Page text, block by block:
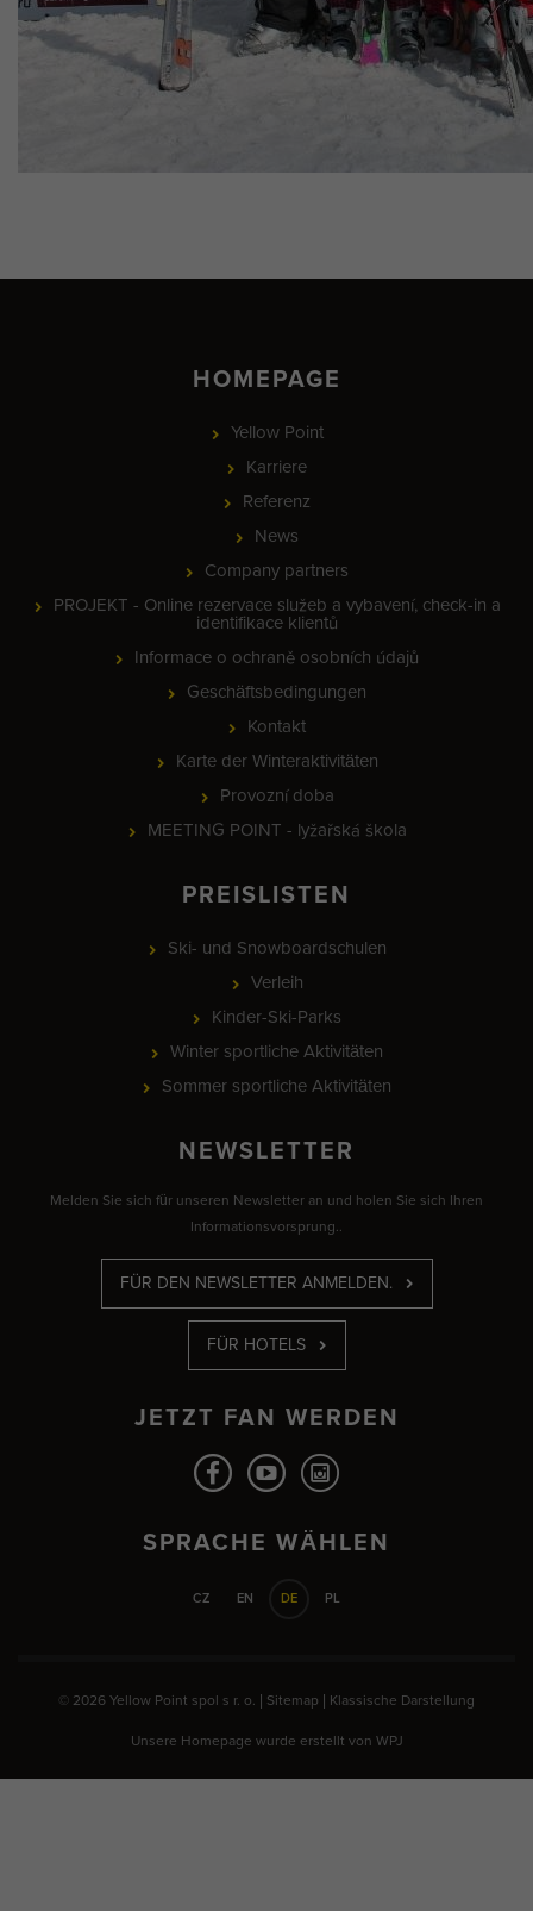
HOMEPAGE
Yellow Point
Karriere
Referenz
News
Company partners
PROJEKT - Online rezervace služeb a vybavení, check-in a
identifikace klientů
Informace o ochraně osobních údajů
Geschäftsbedingungen
Kontakt
Karte der Winteraktivitäten
Provozní doba
MEETING POINT - lyžařská škola
PREISLISTEN
Ski- und Snowboardschulen
Verleih
Kinder-Ski-Parks
Winter sportliche Aktivitäten
Sommer sportliche Aktivitäten
NEWSLETTER
Melden Sie sich für unseren Newsletter an und holen Sie sich Ihren
Informationsvorsprung..
FÜR DEN NEWSLETTER ANMELDEN.
FÜR HOTELS
JETZT FAN WERDEN
SPRACHE WÄHLEN
CZ EN DE PL
© 2026 Yellow Point spol s r. o. | Sitemap Klassische Darstellung
Unsere Homepage wurde erstellt von WPJ